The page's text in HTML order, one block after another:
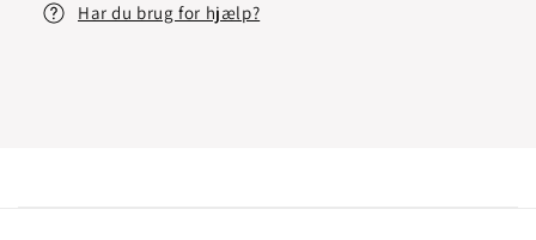
Har du brug for hjælp?